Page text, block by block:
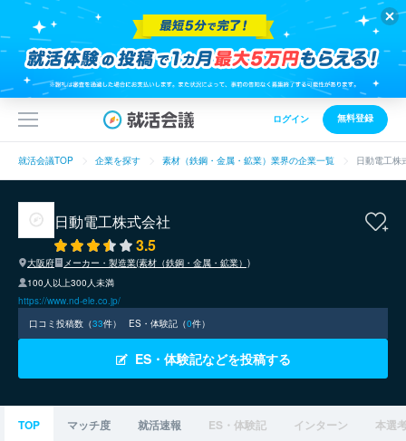
ログイン 無料登録
就活会議TOP 企業を探す 素材（鉄鋼・金属・鉱業）業界の企業一覧 日動電工株
日動電工株式会社
3.5
大阪府
メーカー・製造業(素材（鉄鋼・金属・鉱業）)
100人以上300人未満
https://www.nd-ele.co.jp/
口コミ投稿数（33件） ES・体験記（0件）
ES・体験記などを投稿する
TOP マッチ度 就活速報 ES・体験記 インターン 本選